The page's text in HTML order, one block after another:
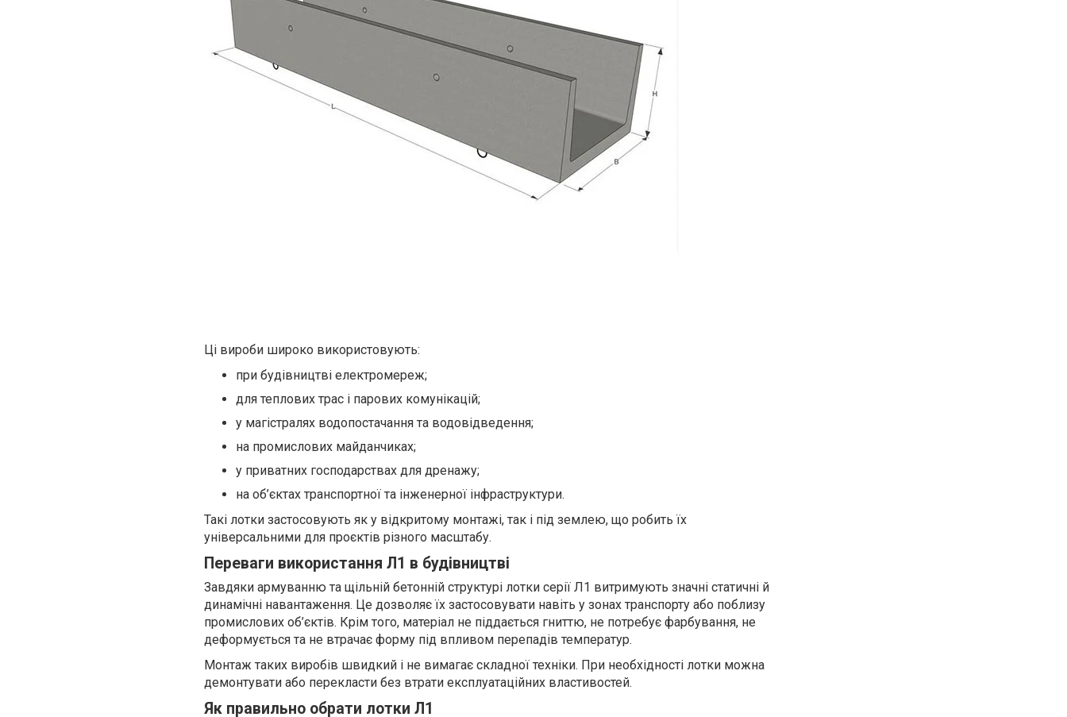
Ці вироби широко використовують:
при будівництві електромереж;
для теплових трас і парових комунікацій;
у магістралях водопостачання та водовідведення;
на промислових майданчиках;
у приватних господарствах для дренажу;
на об’єктах транспортної та інженерної інфраструктури.
Такі лотки застосовують як у відкритому монтажі, так і під землею, що робить їх
універсальними для проєктів різного масштабу.
Переваги використання Л1 в будівництві
Завдяки армуванню та щільній бетонній структурі лотки серії Л1 витримують значні статичні й
динамічні навантаження. Це дозволяє їх застосовувати навіть у зонах транспорту або поблизу
промислових об’єктів. Крім того, матеріал не піддається гниттю, не потребує фарбування, не
деформується та не втрачає форму під впливом перепадів температур.
Монтаж таких виробів швидкий і не вимагає складної техніки. При необхідності лотки можна
демонтувати або перекласти без втрати експлуатаційних властивостей.
Як правильно обрати лотки Л1